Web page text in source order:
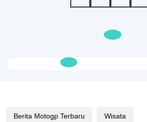
Open
Berita Motogp Terbaru Wisata